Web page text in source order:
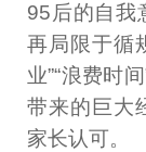
95后的自我
再局限于循
业”“浪费时
带来的巨大
家长认可。